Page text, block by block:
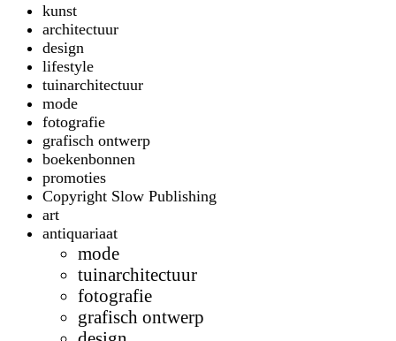
kunst
architectuur
design
lifestyle
tuinarchitectuur
mode
fotografie
grafisch ontwerp
boekenbonnen
promoties
Copyright Slow Publishing
art
antiquariaat
mode
tuinarchitectuur
fotografie
grafisch ontwerp